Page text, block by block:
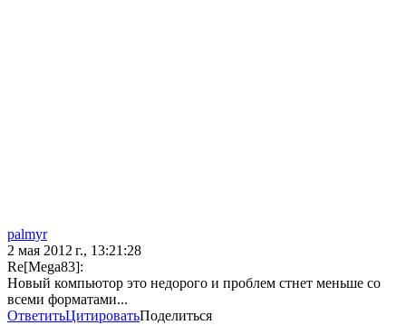
palmyr
2 мая 2012 г., 13:21:28
Re[Mega83]:
Новый компьютор это недорого и проблем стнет меньше со
всеми форматами...
ОтветитьЦитироватьПоделиться